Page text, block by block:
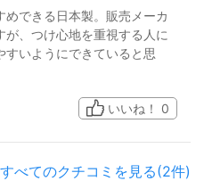
めできる日本製。販売メーカ
、つけ心地を重視する人に
すいようにできていると思
いいね！ 0
すべてのクチコミを見る(2件)